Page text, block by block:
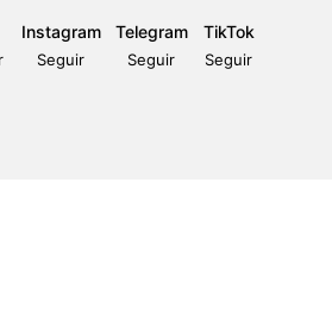
Instagram
Seguir
Telegram
Seguir
TikTok
Seguir